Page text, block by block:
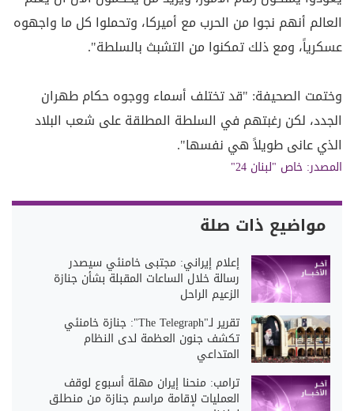
العالم أنهم نجوا من الحرب مع أميركا، وتحملوا كل ما واجهوه
عسكرياً، ومع ذلك تمكنوا من التشبث بالسلطة".
وختمت الصحيفة: "قد تختلف أسماء ووجوه حكام طهران
الجدد، لكن رغبتهم في السلطة المطلقة على شعب البلاد
الذي عانى طويلاً هي نفسها".
المصدر: خاص "لبنان 24"
مواضيع ذات صلة
إعلام إيراني: مجتبى خامنئي سيصدر
رسالة خلال الساعات المقبلة بشأن جنازة
الزعيم الراحل
تقرير لـ"The Telegraph": جنازة خامنئي
تكشف جنون العظمة لدى النظام
المتداعي
ترامب: منحنا إيران مهلة أسبوع لوقف
العمليات لإقامة مراسم جنازة من منطلق